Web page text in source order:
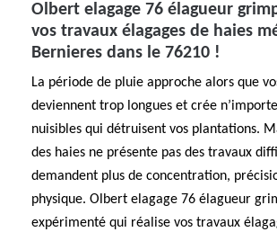
Olbert elagage 76 élagueur
vos travaux élagages de haies
Bernieres dans le 76210 !
La période de pluie approche alors que
deviennent trop longues et crée
nuisibles qui détruisent vos plantations.
des haies ne présente pas des travaux
demandent plus de concentration,
physique. Olbert elagage 76 élagueur
expérimenté qui réalise vos travaux